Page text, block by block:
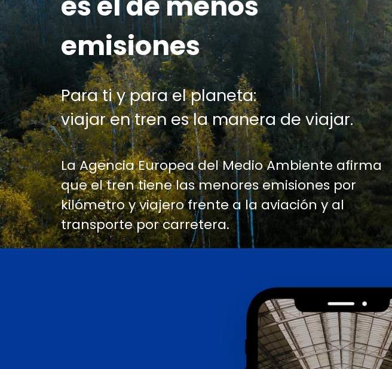
emisiones
Para ti y para el planeta:
viajar en tren es la manera de viajar.
La Agencia Europea del Medio Ambiente afirma
que el tren tiene las menores emisiones por
kilómetro y viajero frente a la aviación y al
transporte por carretera.